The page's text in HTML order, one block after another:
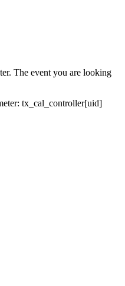
The event you are looking
tx_cal_controller[uid]